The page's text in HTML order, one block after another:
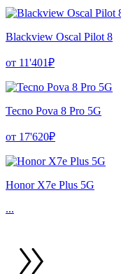
Blackview Oscal Pilot 8
от 11'401₽
Tecno Pova 8 Pro 5G
от 17'620₽
Honor X7e Plus 5G
...